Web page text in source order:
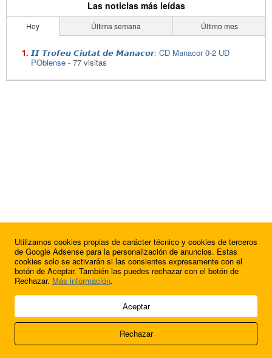
Las noticias más leídas
Hoy Última semana Último mes
𝙄𝙄 𝙏𝙧𝙤𝙛𝙚𝙪 𝘾𝙞𝙪𝙩𝙖𝙩 𝙙𝙚 𝙈𝙖𝙣𝙖𝙘𝙤𝙧: CD Manacor 0-2 UD
POblense - 77 visitas
© 2009 - 2026 Soluciones Corporativas IP, SL.
Acerca de nosotros
FútbolBalear
Utilizamos cookies propias de carácter técnico y cookies de terceros
de Google Adsense para la personalización de anuncios. Estas
cookies solo se activarán si las consientes expresamente con el
botón de Aceptar. También las puedes rechazar con el botón de
Rechazar. Más información.
Aceptar
Rechazar